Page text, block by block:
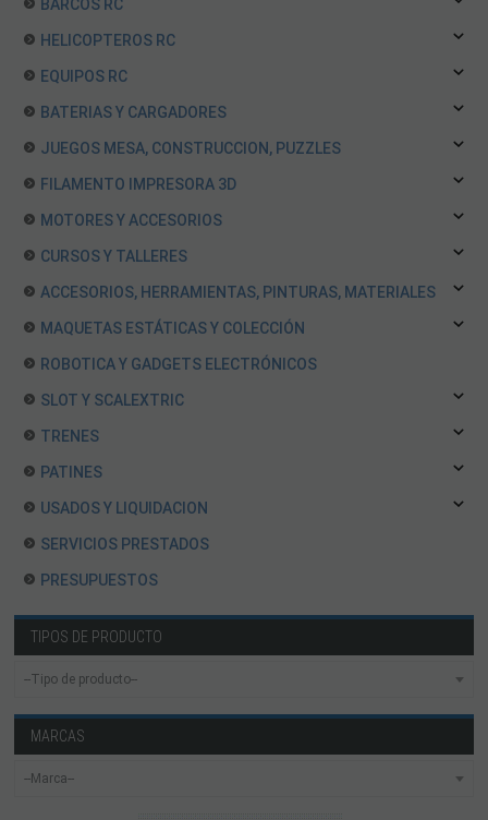
BARCOS RC
HELICOPTEROS RC
EQUIPOS RC
BATERIAS Y CARGADORES
JUEGOS MESA, CONSTRUCCION, PUZZLES
FILAMENTO IMPRESORA 3D
MOTORES Y ACCESORIOS
CURSOS Y TALLERES
ACCESORIOS, HERRAMIENTAS, PINTURAS, MATERIALES
MAQUETAS ESTÁTICAS Y COLECCIÓN
ROBOTICA Y GADGETS ELECTRÓNICOS
SLOT Y SCALEXTRIC
TRENES
PATINES
USADOS Y LIQUIDACION
SERVICIOS PRESTADOS
PRESUPUESTOS
TIPOS DE PRODUCTO
MARCAS